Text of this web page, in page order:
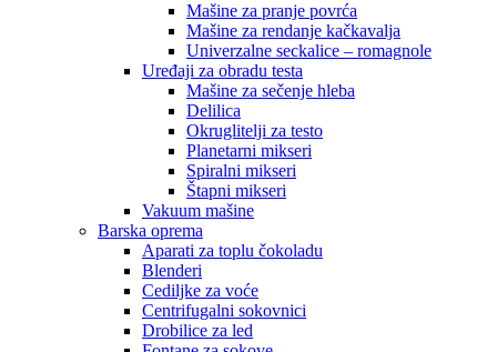
Mašine za pranje povrća
Mašine za rendanje kačkavalja
Univerzalne seckalice – romagnole
Uređaji za obradu testa
Mašine za sečenje hleba
Delilica
Okruglitelji za testo
Planetarni mikseri
Spiralni mikseri
Štapni mikseri
Vakuum mašine
Barska oprema
Aparati za toplu čokoladu
Blenderi
Cediljke za voće
Centrifugalni sokovnici
Drobilice za led